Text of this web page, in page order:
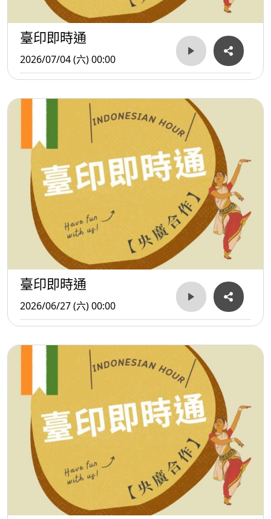
臺印即時通
2026/07/04 (六) 00:00
臺印即時通
2026/06/27 (六) 00:00